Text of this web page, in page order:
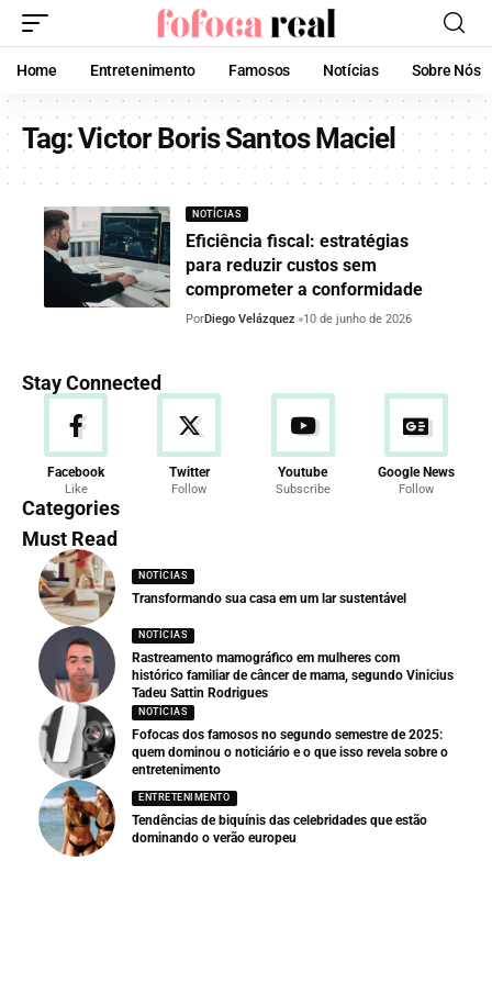
Home Entretenimento Famosos Notícias Sobre Nós
Tag:Victor Boris Santos Maciel
NOTÍCIAS
Eficiência fiscal: estratégias
para reduzir custos sem
comprometer a conformidade
PorDiego Velázquez 10 de junho de 2026
Stay Connected
Facebook
Like
Twitter
Follow
Youtube
Subscribe
Google News
Follow
Categories
Must Read
NOTÍCIAS
Transformando sua casa em um lar sustentável
NOTÍCIAS
Rastreamento mamográfico em mulheres com
histórico familiar de câncer de mama, segundo Vinicius
Tadeu Sattin Rodrigues
NOTÍCIAS
Fofocas dos famosos no segundo semestre de 2025:
quem dominou o noticiário e o que isso revela sobre o
entretenimento
ENTRETENIMENTO
Tendências de biquínis das celebridades que estão
dominando o verão europeu